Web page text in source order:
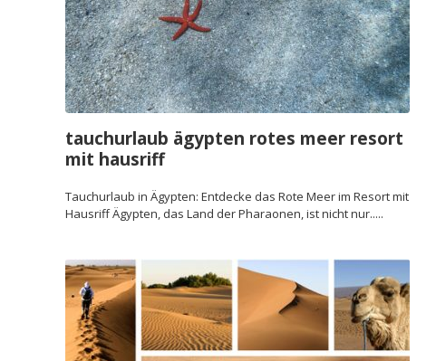
tauchurlaub ägypten rotes meer resort
mit hausriff
Tauchurlaub in Ägypten: Entdecke das Rote Meer im Resort mit
Hausriff Ägypten, das Land der Pharaonen, ist nicht nur.....